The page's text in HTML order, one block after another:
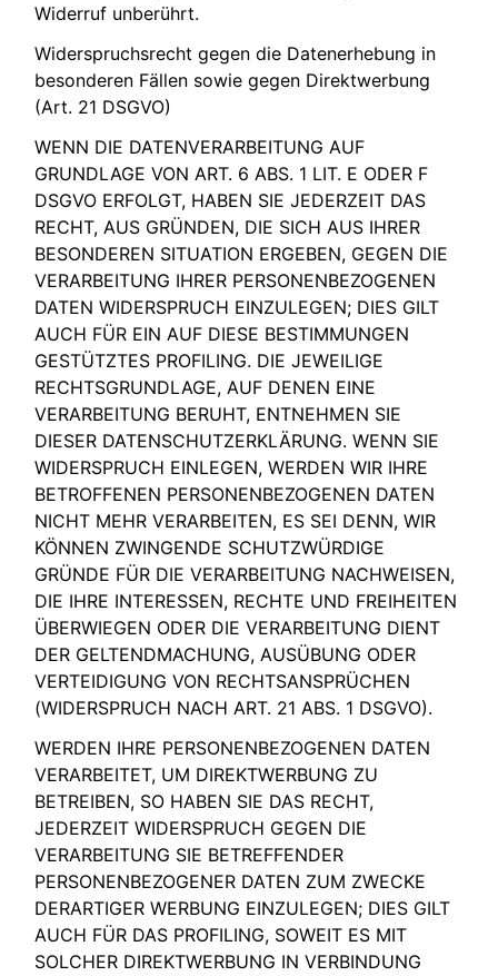
Widerruf unberührt.
Widerspruchsrecht gegen die Datenerhebung in
besonderen Fällen sowie gegen Direktwerbung
(Art. 21 DSGVO)
WENN DIE DATENVERARBEITUNG AUF
GRUNDLAGE VON ART. 6 ABS. 1 LIT. E ODER F
DSGVO ERFOLGT, HABEN SIE JEDERZEIT DAS
RECHT, AUS GRÜNDEN, DIE SICH AUS IHRER
BESONDEREN SITUATION ERGEBEN, GEGEN DIE
VERARBEITUNG IHRER PERSONENBEZOGENEN
DATEN WIDERSPRUCH EINZULEGEN; DIES GILT
AUCH FÜR EIN AUF DIESE BESTIMMUNGEN
GESTÜTZTES PROFILING. DIE JEWEILIGE
RECHTSGRUNDLAGE, AUF DENEN EINE
VERARBEITUNG BERUHT, ENTNEHMEN SIE
DIESER DATENSCHUTZERKLÄRUNG. WENN SIE
WIDERSPRUCH EINLEGEN, WERDEN WIR IHRE
BETROFFENEN PERSONENBEZOGENEN DATEN
NICHT MEHR VERARBEITEN, ES SEI DENN, WIR
KÖNNEN ZWINGENDE SCHUTZWÜRDIGE
GRÜNDE FÜR DIE VERARBEITUNG NACHWEISEN,
DIE IHRE INTERESSEN, RECHTE UND FREIHEITEN
ÜBERWIEGEN ODER DIE VERARBEITUNG DIENT
DER GELTENDMACHUNG, AUSÜBUNG ODER
VERTEIDIGUNG VON RECHTSANSPRÜCHEN
(WIDERSPRUCH NACH ART. 21 ABS. 1 DSGVO).
WERDEN IHRE PERSONENBEZOGENEN DATEN
VERARBEITET, UM DIREKTWERBUNG ZU
BETREIBEN, SO HABEN SIE DAS RECHT,
JEDERZEIT WIDERSPRUCH GEGEN DIE
VERARBEITUNG SIE BETREFFENDER
PERSONENBEZOGENER DATEN ZUM ZWECKE
DERARTIGER WERBUNG EINZULEGEN; DIES GILT
AUCH FÜR DAS PROFILING, SOWEIT ES MIT
SOLCHER DIREKTWERBUNG IN VERBINDUNG